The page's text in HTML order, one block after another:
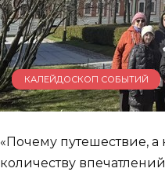
КАЛЕЙДОСКОП СОБЫТИЙ
«Почему путешествие,
количеству